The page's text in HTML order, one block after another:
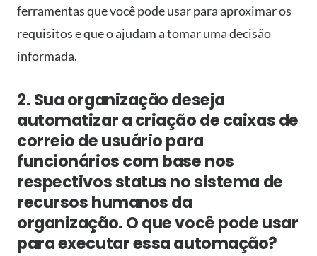
ferramentas que você pode usar para aproximar os
requisitos e que o ajudam a tomar uma decisão
informada.
2. Sua organização deseja
automatizar a criação de caixas de
correio de usuário para
funcionários com base nos
respectivos status no sistema de
recursos humanos da
organização. O que você pode usar
para executar essa automação?